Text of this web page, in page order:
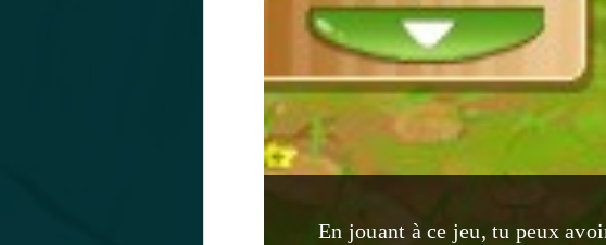
En jouant à ce jeu, tu peux